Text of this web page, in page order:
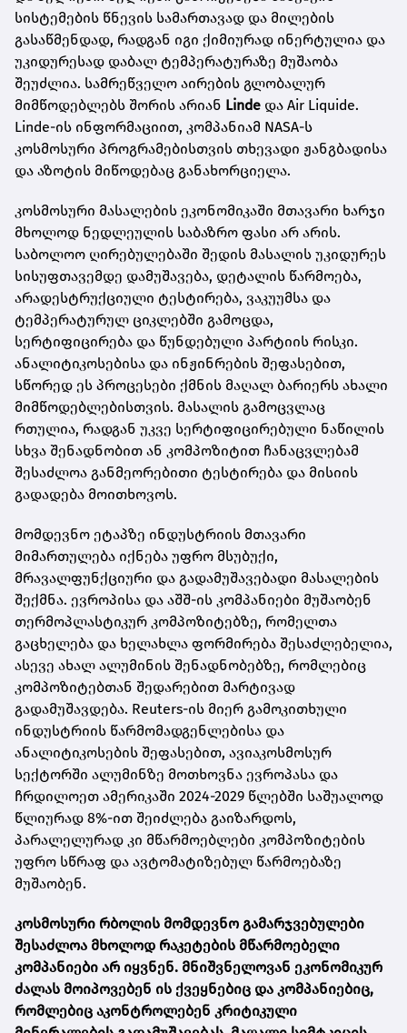
სისტემების წნევის სამართავად და მილების
გასაწმენდად, რადგან იგი ქიმიურად ინერტულია და
უკიდურესად დაბალ ტემპერატურაზე მუშაობა
შეუძლია. სამრეწველო აირების გლობალურ
მიმწოდებლებს შორის არიან Linde და Air Liquide.
Linde-ის ინფორმაციით, კომპანიამ NASA-ს
კოსმოსური პროგრამებისთვის თხევადი ჟანგბადისა
და აზოტის მიწოდებაც განახორციელა.
კოსმოსური მასალების ეკონომიკაში მთავარი ხარჯი
მხოლოდ ნედლეულის საბაზრო ფასი არ არის.
საბოლოო ღირებულებაში შედის მასალის უკიდურეს
სისუფთავემდე დამუშავება, დეტალის წარმოება,
არადესტრუქციული ტესტირება, ვაკუუმსა და
ტემპერატურულ ციკლებში გამოცდა,
სერტიფიცირება და წუნდებული პარტიის რისკი.
ანალიტიკოსებისა და ინჟინრების შეფასებით,
სწორედ ეს პროცესები ქმნის მაღალ ბარიერს ახალი
მიმწოდებლებისთვის. მასალის გამოცვლაც
რთულია, რადგან უკვე სერტიფიცირებული ნაწილის
სხვა შენადნობით ან კომპოზიტით ჩანაცვლებამ
შესაძლოა განმეორებითი ტესტირება და მისიის
გადადება მოითხოვოს.
მომდევნო ეტაპზე ინდუსტრიის მთავარი
მიმართულება იქნება უფრო მსუბუქი,
მრავალფუნქციური და გადამუშავებადი მასალების
შექმნა. ევროპისა და აშშ-ის კომპანიები მუშაობენ
თერმოპლასტიკურ კომპოზიტებზე, რომელთა
გაცხელება და ხელახლა ფორმირება შესაძლებელია,
ასევე ახალ ალუმინის შენადნობებზე, რომლებიც
კომპოზიტებთან შედარებით მარტივად
გადამუშავდება. Reuters-ის მიერ გამოკითხული
ინდუსტრიის წარმომადგენლებისა და
ანალიტიკოსების შეფასებით, ავიაკოსმოსურ
სექტორში ალუმინზე მოთხოვნა ევროპასა და
ჩრდილოეთ ამერიკაში 2024-2029 წლებში საშუალოდ
წლიურად 8%-ით შეიძლება გაიზარდოს,
პარალელურად კი მწარმოებლები კომპოზიტების
უფრო სწრაფ და ავტომატიზებულ წარმოებაზე
მუშაობენ.
კოსმოსური რბოლის მომდევნო გამარჯვებულები
შესაძლოა მხოლოდ რაკეტების მწარმოებელი
კომპანიები არ იყვნენ. მნიშვნელოვან ეკონომიკურ
ძალას მოიპოვებენ ის ქვეყნებიც და კომპანიებიც,
რომლებიც აკონტროლებენ კრიტიკული